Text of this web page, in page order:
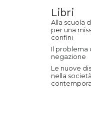
Libri
Alla scuola
per una
confini
Il problema
negazione
Le nuove
nella società